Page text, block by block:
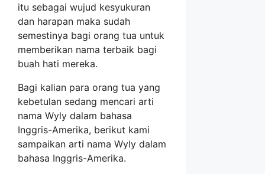
itu sebagai wujud kesyukuran
dan harapan maka sudah
semestinya bagi orang tua untuk
memberikan nama terbaik bagi
buah hati mereka.
Bagi kalian para orang tua yang
kebetulan sedang mencari arti
nama Wyly dalam bahasa
Inggris-Amerika, berikut kami
sampaikan arti nama Wyly dalam
bahasa Inggris-Amerika.